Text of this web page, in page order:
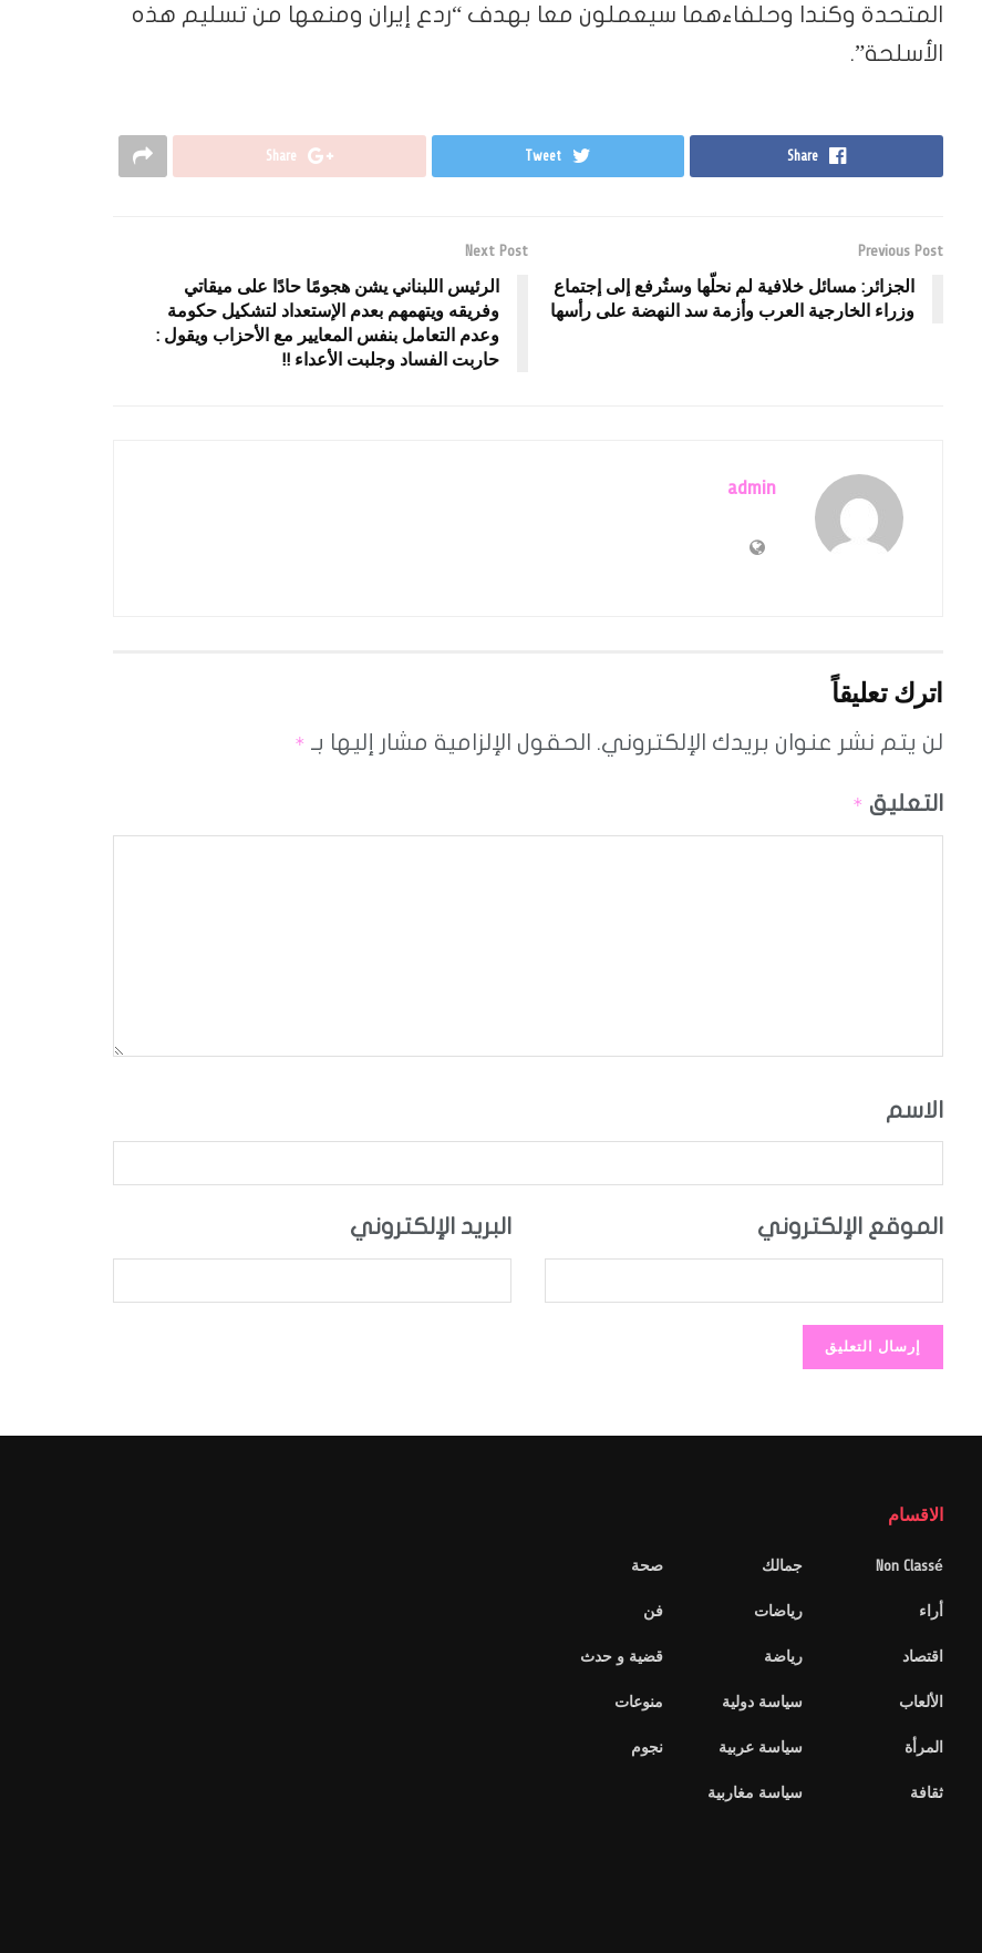
المتحدة وكندا وحلفاءهما سيعملون معا بهدف “ردع إيران ومنعها من تسليم هذه
الأسلحة”.
Share
Tweet
Share
Previous Post
الجزائر: مسائل خلافية لم نحلّها وستُرفع إلى إجتماع
وزراء الخارجية العرب وأزمة سد النهضة على رأسها
Next Post
الرئيس اللبناني يشن هجومًا حادًا على ميقاتي
وفريقه ويتهمهم بعدم الإستعداد لتشكيل حكومة
وعدم التعامل بنفس المعايير مع الأحزاب ويقول :
حاربت الفساد وجلبت الأعداء !!
admin
اترك تعليقاً
لن يتم نشر عنوان بريدك الإلكتروني. الحقول الإلزامية مشار إليها بـ *
التعليق *
الاسم
البريد الإلكتروني الموقع الإلكتروني
الاقسام
Non Classé
أراء
اقتصاد
الألعاب
المرأة
ثقافة
جمالك
رياضات
رياضة
سياسة دولية
سياسة عربية
سياسة مغاربية
صحة
فن
قضية و حدث
منوعات
نجوم